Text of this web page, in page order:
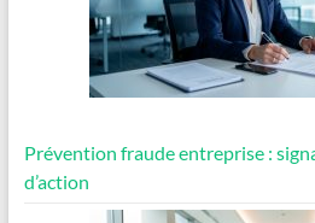
Prévention fraude entreprise :
d’action